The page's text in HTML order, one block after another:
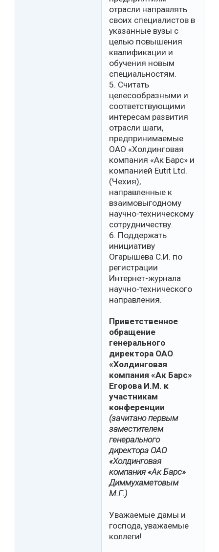
отрасли направлять
своих специалистов в
указанные вузы с
целью повышения
квалификации и
обучения новым
специальностям.
5. Считать
целесообразными и
соответствующими
интересам развития
отрасли шаги,
предпринимаемые
ОАО «Холдинговая
компания «Ак Барс» и
компанией Eutit Ltd.
(Чехия),
направленные к
взаимовыгодному
научно-техническому
сотрудничеству.
6. Поддержать
инициативу
Огарышева С.И. по
регистрации
Интернет-журнала
научно-технического
направления.
Приветственное
обращение
генерального
директора ОАО
«Холдинговая
компания «Ак Барс»
Егорова И.М. к
участникам
конференции
(зачитано первым
заместителем
генерального
директора ОАО
«Холдинговая
компания «Ак Барс»
Диммухаметовым
М.Г.)
Уважаемые дамы и
господа, уважаемые
коллеги!